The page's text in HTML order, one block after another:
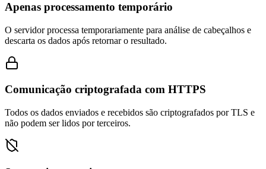
Apenas processamento temporário
O servidor processa temporariamente para análise de cabeçalhos e
descarta os dados após retornar o resultado.
Comunicação criptografada com HTTPS
Todos os dados enviados e recebidos são criptografados por TLS e
não podem ser lidos por terceiros.